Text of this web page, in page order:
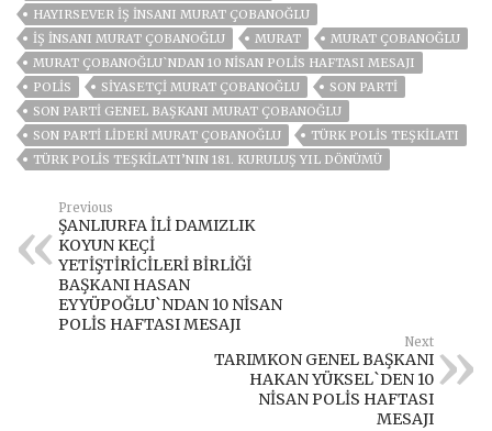
HAYIRSEVER IŞ INSANI MURAT ÇOBANOĞLU
IŞ INSANI MURAT ÇOBANOĞLU
MURAT
MURAT ÇOBANOĞLU
MURAT ÇOBANOĞLU`NDAN 10 NİSAN POLİS HAFTASI MESAJI
POLIS
SIYASETÇI MURAT ÇOBANOĞLU
SON PARTI
SON PARTI GENEL BAŞKANI MURAT ÇOBANOĞLU
SON PARTI LIDERI MURAT ÇOBANOĞLU
TÜRK POLIS TEŞKILATI
TÜRK POLIS TEŞKILATI’NIN 181. KURULUŞ YIL DÖNÜMÜ
Previous
ŞANLIURFA İLİ DAMIZLIK
KOYUN KEÇİ
YETİŞTİRİCİLERİ BİRLİĞİ
BAŞKANI HASAN
EYYÜPOĞLU`NDAN 10 NİSAN
POLİS HAFTASI MESAJI
Next
TARIMKON GENEL BAŞKANI
HAKAN YÜKSEL`DEN 10
NİSAN POLİS HAFTASI
MESAJI